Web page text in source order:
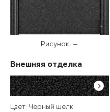
Рисунок: —
Внешняя отделка
Цвет: Черный шелк